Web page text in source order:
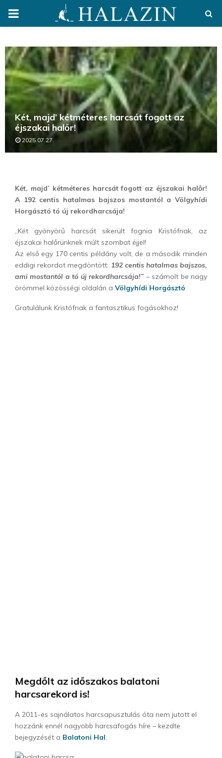
PRIMARY
Két, majd’ kétméteres harcsát fogott az
éjszakai halőr!
2025.07.27.
Két, majd’ kétméteres harcsát fogott az éjszakai halőr!
A 192 centis hatalmas bajszos mostantól a Völgyhídi
Horgásztó tó új rekordharcsája!
„Két gyönyörű harcsát sikerült fognia Kristófnak, az
éjszakai halőrünknek múlt szombat éjjel!
Az első egy 170 centis példány volt, de a második minden
eddigi rekordot megdöntött: 192 centis hatalmas bajszos,
ami mostantól a tó új rekordharcsája!” – számolt be nagy
örömmel közösségi oldalán a Völgyhídi Horgásztó
Gratulálunk Kristófnak a fantasztikus fogásokhoz!
Megdőlt az időszakos balatoni
harcsarekord is!
A 2011-es sajnálatos harcsapusztulás óta nem jutott el
hozzánk ennél nagyobb harcsafogás híre – kezdte
bejegyzését a Balatoni Hal.